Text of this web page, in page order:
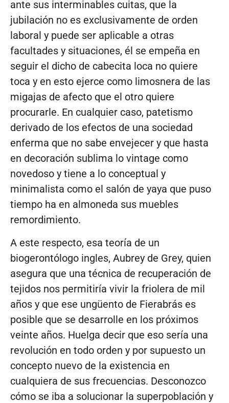
ante sus interminables cuitas, que la
jubilación no es exclusivamente de orden
laboral y puede ser aplicable a otras
facultades y situaciones, él se empeña en
seguir el dicho de cabecita loca no quiere
toca y en esto ejerce como limosnera de las
migajas de afecto que el otro quiere
procurarle. En cualquier caso, patetismo
derivado de los efectos de una sociedad
enferma que no sabe envejecer y que hasta
en decoración sublima lo vintage como
novedoso y tiene a lo conceptual y
minimalista como el salón de yaya que puso
tiempo ha en almoneda sus muebles
remordimiento.
A este respecto, esa teoría de un
biogerontólogo ingles, Aubrey de Grey, quien
asegura que una técnica de recuperación de
tejidos nos permitiría vivir la friolera de mil
años y que ese ungüento de Fierabrás es
posible que se desarrolle en los próximos
veinte años. Huelga decir que eso sería una
revolución en todo orden y por supuesto un
concepto nuevo de la existencia en
cualquiera de sus frecuencias. Desconozco
cómo se iba a solucionar la superpoblación y